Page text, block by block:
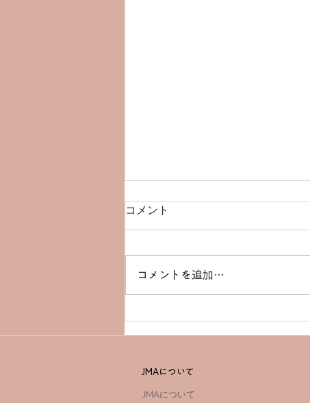
2022」最終戦岡山奉還町商店
コメント
コメントを追加…
JMAについて
JMAについて